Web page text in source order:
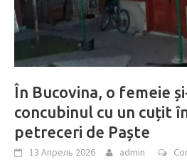
În Bucovina, o femeie
concubinul cu un cuțit
petreceri de Paște
13 Апрель 2026 admin